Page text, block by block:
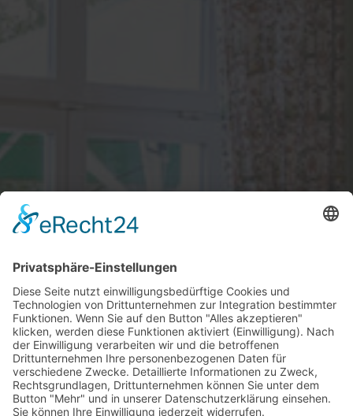
Genießen
Wir bieten unseren Gästen
besondere kulinarische Erlebnisse
in stilvoller, freundlicher
Atmosphäre.